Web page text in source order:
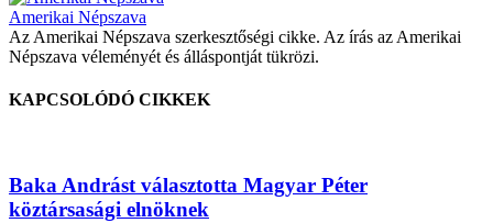
Amerikai Népszava
Az Amerikai Népszava szerkesztőségi cikke. Az írás az Amerikai
Népszava véleményét és álláspontját tükrözi.
KAPCSOLÓDÓ CIKKEK
Baka Andrást választotta Magyar Péter
köztársasági elnöknek